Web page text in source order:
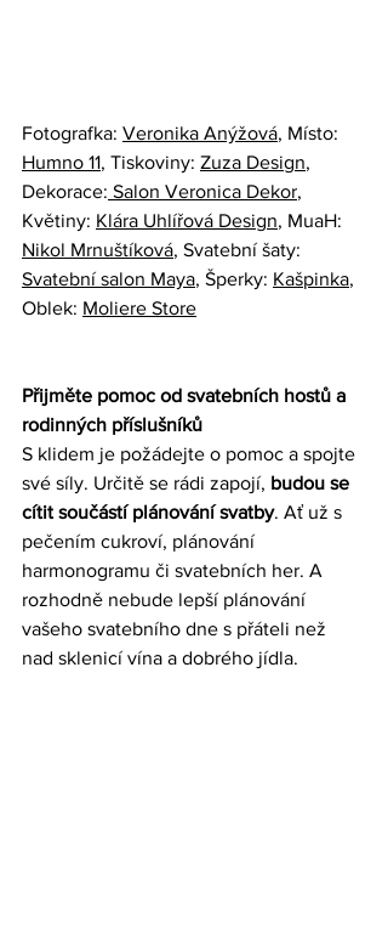
Fotografka: Veronika Anýžová, Místo:
Humno 11, Tiskoviny: Zuza Design,
Dekorace: Salon Veronica Dekor,
Květiny: Klára Uhlířová Design, MuaH:
Nikol Mrnuštíková, Svatební šaty:
Svatební salon Maya, Šperky: Kašpinka,
Oblek: Moliere Store
Přijměte pomoc od svatebních hostů a
rodinných příslušníků
S klidem je požádejte o pomoc a spojte
své síly. Určitě se rádi zapojí, budou se
cítit součástí plánování svatby. Ať už s
pečením cukroví, plánování
harmonogramu či svatebních her. A
rozhodně nebude lepší plánování
vašeho svatebního dne s přáteli než
nad sklenicí vína a dobrého jídla.